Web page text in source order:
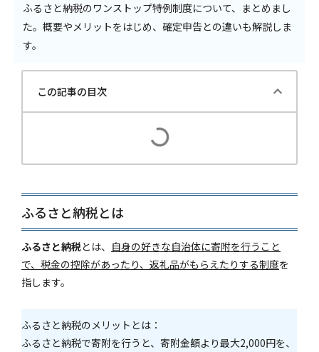
ふるさと納税のワンストップ特例制度について、まとめまし
た。概要やメリットをはじめ、確定申告との違いも解説しま
す。
この記事の目次
ふるさと納税とは
ふるさと納税とは、 自身の好きな自治体に寄附を行うこと
で、税金の控除があったり、返礼品がもらえたりする制度を
指します。
ふるさと納税のメリットとは：
ふるさと納税で寄附を行うと、寄附金額より最大2,000円を、